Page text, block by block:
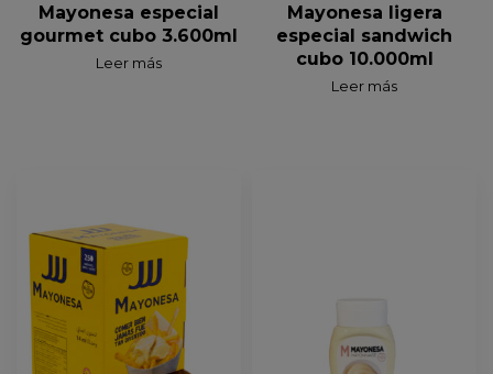
Mayonesa especial
gourmet cubo 3.600ml
Leer más
Mayonesa ligera
especial sandwich
cubo 10.000ml
Leer más